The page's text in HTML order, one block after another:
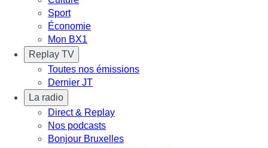
Sport
Économie
Mon BX1
Replay TV
Toutes nos émissions
Dernier JT
La radio
Direct & Replay
Nos podcasts
Bonjour Bruxelles